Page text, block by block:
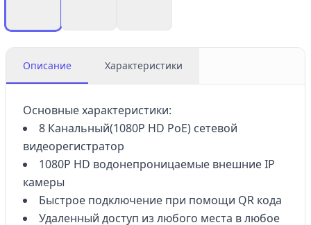
Описание Характеристики
Основные характеристики:
8 Канальный(1080P HD PoE) сетевой
видеорегистратор
1080P HD водонепроницаемые внешние IP
камеры
Быстрое подключение при помощи QR кода
Удаленный доступ из любого места в любое